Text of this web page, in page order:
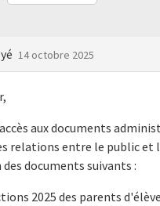
14 octobre 2025
aux documents
relations entre le public
documents suivants :
2025 des parents